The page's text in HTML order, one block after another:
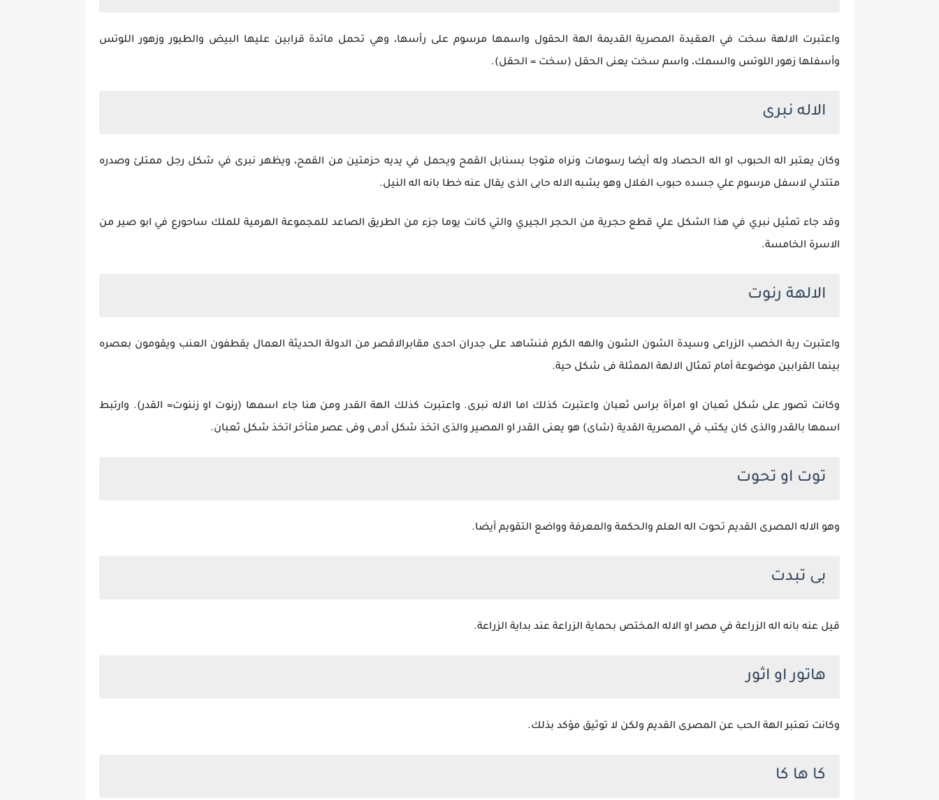
واعتبرت الالهة سخت في العقيدة المصرية القديمة الهة الحقول واسمها مرسوم على رأسها، وهي تحمل مائدة قرابين عليها البيض والطيور وزهور اللوتس
وأسفلها زهور اللوتس والسمك، واسم سخت يعنى الحقل (سخت = الحقل).
الاله نبرى
وكان يعتبر اله الحبوب او اله الحصاد وله أيضا رسومات ونراه متوجا بسنابل القمح ويحمل في يديه حزمتين من القمح، ويظهر نبرى في شكل رجل ممتلئ وصدره
متتدلي لاسفل مرسوم علي جسده حبوب الغلال وهو يشبه الاله حابى الذى يقال عنه خطا بانه اله النيل.
وقد جاء تمثيل نبري في هذا الشكل علي قطع حجرية من الحجر الجيري والتي كانت يوما جزء من الطريق الصاعد للمجموعة الهرمية للملك ساحورع في ابو صير من
الاسرة الخامسة.
الالهة رنوت
واعتبرت ربة الخصب الزراعى وسيدة الشون الشون والهه الكرم فنشاهد على جدران احدى مقابرالاقصر من الدولة الحديثة العمال يقطفون العنب ويقومون بعصره
بينما القرابين موضوعة أمام تمثال الالهة الممثلة فى شكل حية.
وكانت تصور على شكل ثعبان او امرأة براس ثعبان واعتبرت كذلك اما الاله نبرى. واعتبرت كذلك الهة القدر ومن هنا جاء اسمها (رنوت او زننوت= القدر). وارتبط
اسمها بالقدر والذى كان يكتب في المصرية القدية (شاى) هو يعنى القدر او المصير والذى اتخذ شكل آدمى وفى عصر متأخر اتخذ شكل ثعبان.
توت او تحوت
وهو الاله المصرى القديم تحوت اله العلم والحكمة والمعرفة وواضع التقويم أيضا.
بى تبدت
قيل عنه بانه اله الزراعة في مصر او الاله المختص بحماية الزراعة عند بداية الزراعة.
هاتور او اثور
وكانت تعتبر الهة الحب عن المصرى القديم ولكن لا توثيق مؤكد بذلك.
كا ها كا